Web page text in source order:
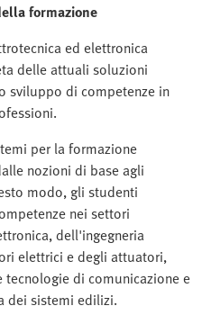
formazione
ed elettronica
delle attuali soluzioni
sviluppo di competenze in
per la formazione
nozioni di base agli
modo, gli studenti
nei settori
dell'ingegneria
elettrici e degli attuatori,
di comunicazione e
dei sistemi edilizi.